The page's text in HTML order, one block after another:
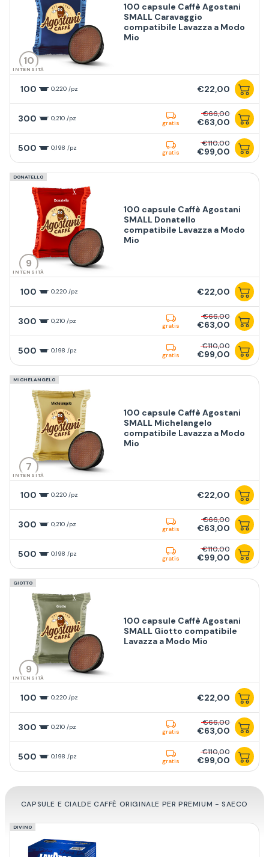
10
INTENSITÀ
100 capsule Caffè Agostani
SMALL Caravaggio
compatibile Lavazza a Modo
Mio
100 0,220 /pz €22,00
300 0,210 /pz
gratis
€66,00
€63,00
500 0,198 /pz
gratis
€110,00
€99,00
DONATELLO
9
INTENSITÀ
100 capsule Caffè Agostani
SMALL Donatello
compatibile Lavazza a Modo
Mio
100 0,220 /pz €22,00
300 0,210 /pz
gratis
€66,00
€63,00
500 0,198 /pz
gratis
€110,00
€99,00
MICHELANGELO
7
INTENSITÀ
100 capsule Caffè Agostani
SMALL Michelangelo
compatibile Lavazza a Modo
Mio
100 0,220 /pz €22,00
300 0,210 /pz
gratis
€66,00
€63,00
500 0,198 /pz
gratis
€110,00
€99,00
GIOTTO
9
INTENSITÀ
100 capsule Caffè Agostani
SMALL Giotto compatibile
Lavazza a Modo Mio
100 0,220 /pz €22,00
300 0,210 /pz
gratis
€66,00
€63,00
500 0,198 /pz
gratis
€110,00
€99,00
CAPSULE E CIALDE CAFFÈ ORIGINALE PER PREMIUM - SAECO
DIVINO